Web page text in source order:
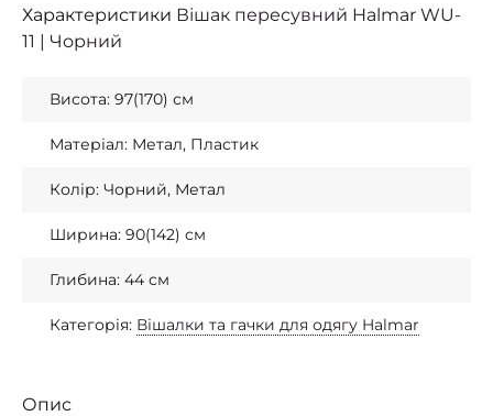
Характеристики Вішак пересувний Halmar WU-
11 | Чорний
Висота: 97(170) см
Матеріал: Метал, Пластик
Колір: Чорний, Метал
Ширина: 90(142) см
Глибина: 44 см
Категорія: Вішалки та гачки для одягу Halmar
Опис